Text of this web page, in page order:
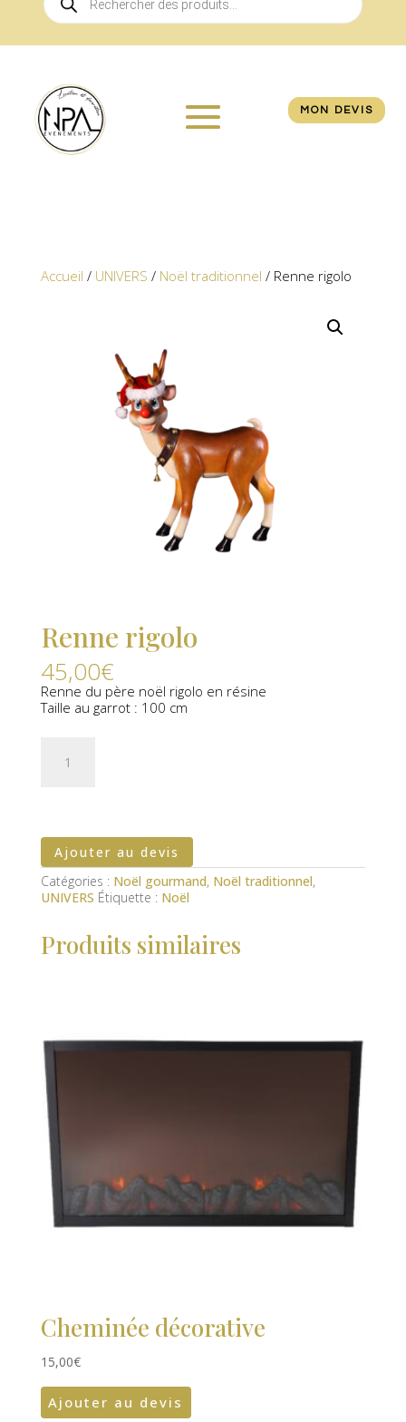
de
produits
MON DEVIS
Accueil / UNIVERS / Noël traditionnel / Renne rigolo
Renne rigolo
45,00€
Renne du père noël rigolo en résine
Taille au garrot : 100 cm
Ajouter au devis
Catégories : Noël gourmand, Noël traditionnel,
UNIVERS Étiquette : Noël
Produits similaires
Cheminée décorative
15,00€
Ajouter au devis